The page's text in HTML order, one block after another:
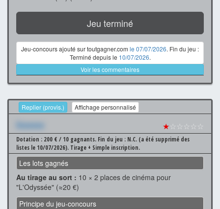
Jeu terminé
Jeu-concours ajouté sur toutgagner.com le 07/07/2026. Fin du jeu :
Terminé depuis le 10/07/2026.
Voir les commentaires
Replier (provis.) Affichage personnalisé
Xxxxxxx ★☆☆☆☆☆
Dotation : 200 € / 10 gagnants. Fin du jeu : N.C. (a été supprimé des
listes le 10/07/2026). Tirage + Simple inscription.
Les lots gagnés
Au tirage au sort : 10 × 2 places de cinéma pour
"L'Odyssée" (≈20 €)
Principe du jeu-concours